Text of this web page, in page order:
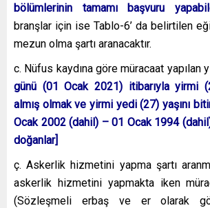
bölümlerinin tamamı başvuru
branşlar için ise Tablo-6’ da belirtilen
mezun olma şartı aranacaktır.
c. Nüfus kaydına göre müracaat yapılan
günü (01 Ocak 2021) itibarıyla yirmi
almış olmak ve yirmi yedi (27) yaşını
Ocak 2002 (dahil) – 01 Ocak 1994
doğanlar]
ç. Askerlik hizmetini yapma şartı
askerlik hizmetini yapmakta iken
(Sözleşmeli erbaş ve er olarak